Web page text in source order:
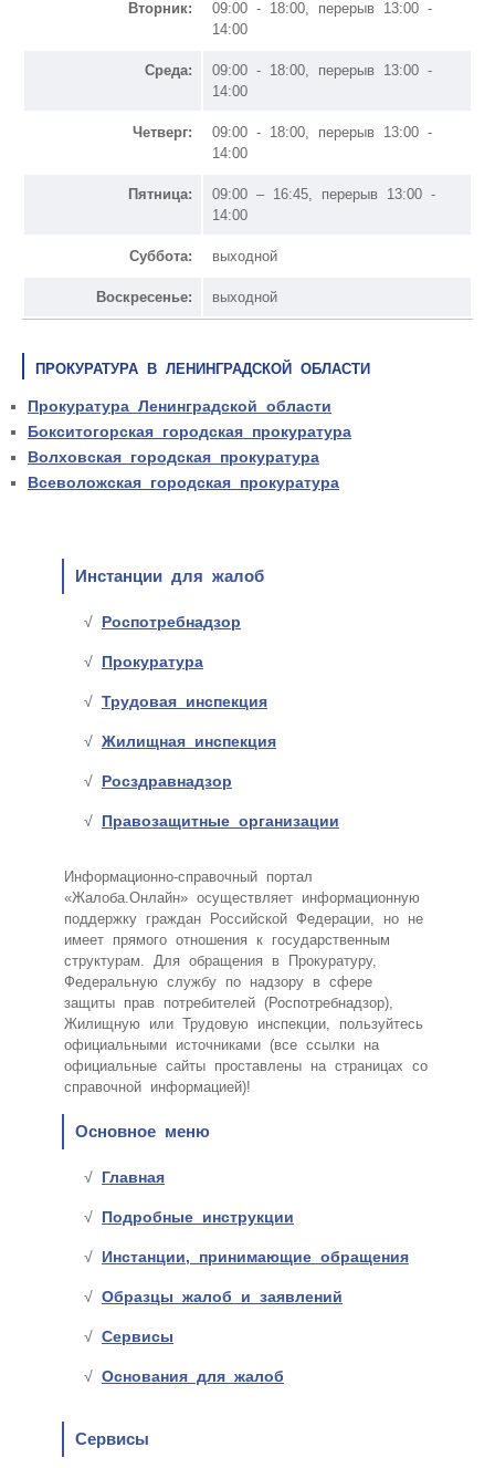
Вторник:
09:00 - 18:00, перерыв 13:00 -
14:00
Среда:
09:00 - 18:00, перерыв 13:00 -
14:00
Четверг:
09:00 - 18:00, перерыв 13:00 -
14:00
Пятница:
09:00 – 16:45, перерыв 13:00 -
14:00
Суббота: выходной
Воскресенье: выходной
ПРОКУРАТУРА В ЛЕНИНГРАДСКОЙ ОБЛАСТИ
Прокуратура Ленинградской области
Бокситогорская городская прокуратура
Волховская городская прокуратура
Всеволожская городская прокуратура
Инстанции для жалоб
Роспотребнадзор
Прокуратура
Трудовая инспекция
Жилищная инспекция
Росздравнадзор
Правозащитные организации
Информационно-справочный портал
«Жалоба.Онлайн» осуществляет информационную
поддержку граждан Российской Федерации, но не
имеет прямого отношения к государственным
структурам. Для обращения в Прокуратуру,
Федеральную службу по надзору в сфере
защиты прав потребителей (Роспотребнадзор),
Жилищную или Трудовую инспекции, пользуйтесь
официальными источниками (все ссылки на
официальные сайты проставлены на страницах со
справочной информацией)!
Основное меню
Главная
Подробные инструкции
Инстанции, принимающие обращения
Образцы жалоб и заявлений
Сервисы
Основания для жалоб
Сервисы